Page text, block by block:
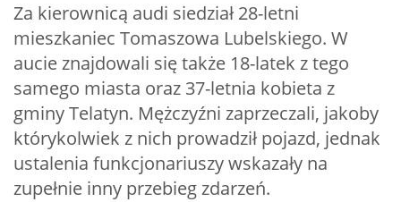
Za kierownicą audi siedział 28-letni
mieszkaniec Tomaszowa Lubelskiego. W
aucie znajdowali się także 18-latek z tego
samego miasta oraz 37-letnia kobieta z
gminy Telatyn. Mężczyźni zaprzeczali, jakoby
którykolwiek z nich prowadził pojazd, jednak
ustalenia funkcjonariuszy wskazały na
zupełnie inny przebieg zdarzeń.